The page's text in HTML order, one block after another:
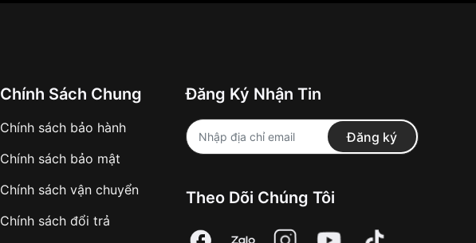
Chính Sách Chung
Chính sách bảo hành
Chính sách bảo mật
Chính sách vận chuyển
Chính sách đổi trả
Đăng Ký Nhận Tin
Đăng ký
Theo Dõi Chúng Tôi